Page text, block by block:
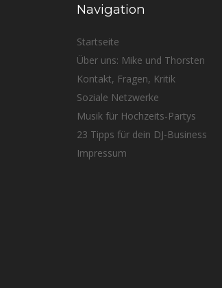
Navigation
Startseite
Über uns: Mike und Thorsten
Kontakt, Fragen, Kritik
Soziale Netzwerke
Musik für Hochzeits-Partys
23 Tipps für dein DJ-Business
Impressum